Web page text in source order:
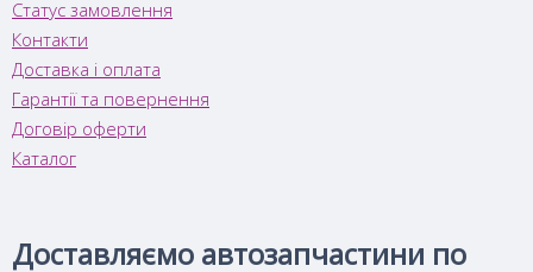
Статус замовлення
Контакти
Доставка і оплата
Гарантії та повернення
Договір оферти
Каталог
Доставляємо автозапчастини по